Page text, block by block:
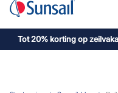
Tot 20% korting op